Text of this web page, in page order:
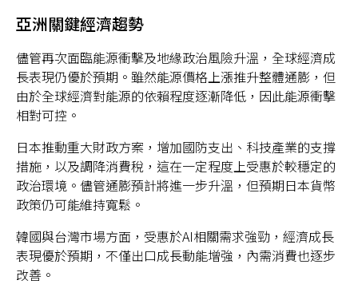
亞洲關鍵經濟趨勢
儘管再次面臨能源衝擊及地緣政治風險升溫，全球經濟成
長表現仍優於預期。雖然能源價格上漲推升整體通膨，但
由於全球經濟對能源的依賴程度逐漸降低，因此能源衝擊
相對可控。
日本推動重大財政方案，增加國防支出、科技產業的支撐
措施，以及調降消費稅，這在一定程度上受惠於較穩定的
政治環境。儘管通膨預計將進一步升溫，但預期日本貨幣
政策仍可能維持寬鬆。
韓國與台灣市場方面，受惠於AI相關需求強勁，經濟成長
表現優於預期，不僅出口成長動能增強，內需消費也逐步
改善。